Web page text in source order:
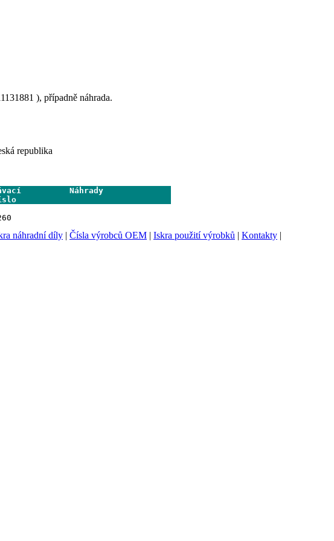
), případně náhrada.
republika
Objednávací          Náhrady
číslo
náhradní díly | Čísla výrobců OEM | Iskra použití výrobků | Kontakty |